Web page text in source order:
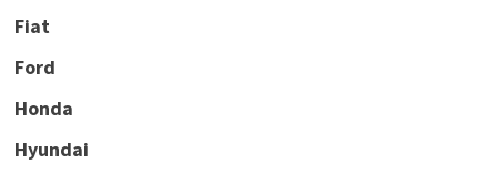
Fiat
Ford
Honda
Hyundai